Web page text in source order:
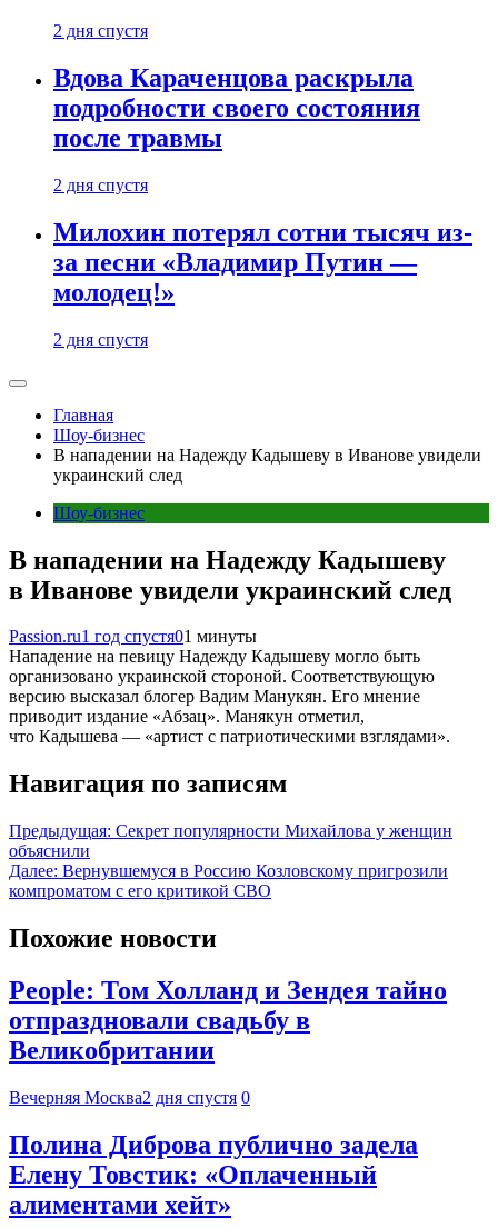
2 дня спустя
Вдова Караченцова раскрыла
подробности своего состояния
после травмы
2 дня спустя
Милохин потерял сотни тысяч из-
за песни «Владимир Путин —
молодец!»
2 дня спустя
Главная
Шоу-бизнес
В нападении на Надежду Кадышеву в Иванове увидели
украинский след
Шоу-бизнес
В нападении на Надежду Кадышеву
в Иванове увидели украинский след
Passion.ru1 год спустя01 минуты
Нападение на певицу Надежду Кадышеву могло быть
организовано украинской стороной. Соответствующую
версию высказал блогер Вадим Манукян. Его мнение
приводит издание «Абзац». Манякун отметил,
что Кадышева — «артист с патриотическими взглядами».
Навигация по записям
Предыдущая: Секрет популярности Михайлова у женщин
объяснили
Далее: Вернувшемуся в Россию Козловскому пригрозили
компроматом с его критикой СВО
Похожие новости
People: Том Холланд и Зендея тайно
отпраздновали свадьбу в
Великобритании
Вечерняя Москва2 дня спустя 0
Полина Диброва публично задела
Елену Товстик: «Оплаченный
алиментами хейт»